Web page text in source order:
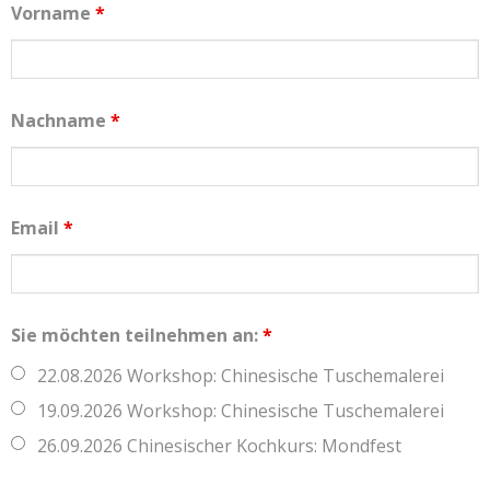
Vorname *
Nachname *
Email *
Sie möchten teilnehmen an:*
22.08.2026 Workshop: Chinesische Tuschemalerei
19.09.2026 Workshop: Chinesische Tuschemalerei
26.09.2026 Chinesischer Kochkurs: Mondfest